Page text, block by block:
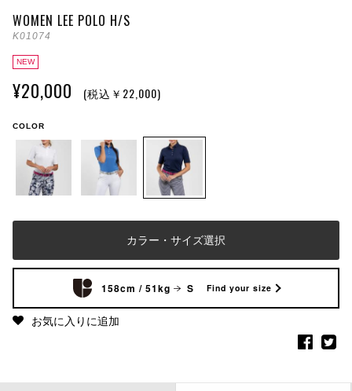
WOMEN LEE POLO H/S
K01074
NEW
¥20,000 (税込￥22,000)
COLOR
カラー・サイズ選択
158cm / 51kg S Find your size
お気に入りに追加